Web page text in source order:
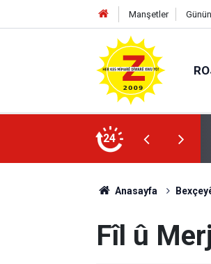
Manşetler
24
Anasayfa
Fîl û